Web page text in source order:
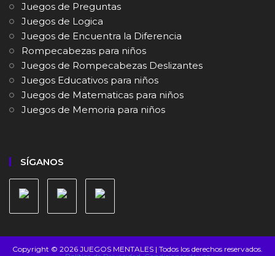
Juegos de Preguntas
Juegos de Logica
Juegos de Encuentra la Diferencia
Rompecabezas para niños
Juegos de Rompecabezas Deslizantes
Juegos Educativos para niños
Juegos de Matematicas para niños
Juegos de Memoria para niños
SÍGANOS
Copyright © 2026 JUEGOS MENTALES | Todos los derechos reservados.